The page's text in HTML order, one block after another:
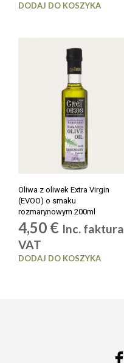
DODAJ DO KOSZYKA
Oliwa z oliwek Extra Virgin
(EVOO) o smaku
rozmarynowym 200ml
4,50 € Inc. faktura
VAT
DODAJ DO KOSZYKA